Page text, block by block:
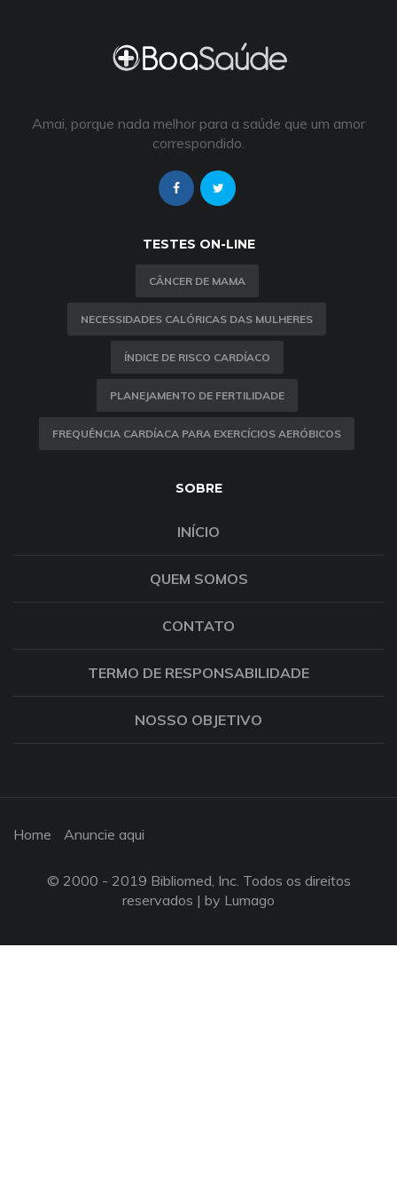
Amai, porque nada melhor para a saúde que um amor
correspondido.
TESTES ON-LINE
CÂNCER DE MAMA
NECESSIDADES CALÓRICAS DAS MULHERES
ÍNDICE DE RISCO CARDÍACO
PLANEJAMENTO DE FERTILIDADE
FREQUÊNCIA CARDÍACA PARA EXERCÍCIOS AERÓBICOS
SOBRE
INÍCIO
QUEM SOMOS
CONTATO
TERMO DE RESPONSABILIDADE
NOSSO OBJETIVO
Home Anuncie aqui
© 2000 - 2019 Bibliomed, Inc. Todos os direitos
reservados | by Lumago